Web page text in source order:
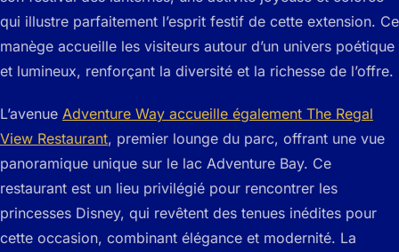
qui illustre parfaitement l’esprit festif de cette extension. Ce
manège accueille les visiteurs autour d’un univers poétique
et lumineux, renforçant la diversité et la richesse de l’offre.
L’avenue Adventure Way accueille également The Regal
View Restaurant, premier lounge du parc, offrant une vue
panoramique unique sur le lac Adventure Bay. Ce
restaurant est un lieu privilégié pour rencontrer les
princesses Disney, qui revêtent des tenues inédites pour
cette occasion, combinant élégance et modernité. La